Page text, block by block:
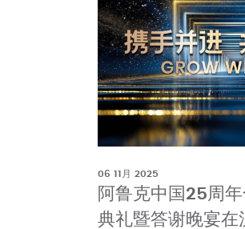
06 11月 2025
阿鲁克中国25周
典礼暨答谢晚宴在